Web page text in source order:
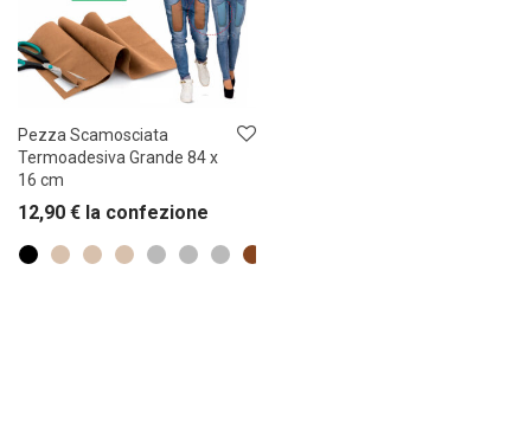
Pezza Scamosciata
Termoadesiva Grande 84 x
16 cm
12,90 € la confezione